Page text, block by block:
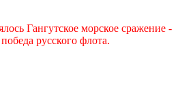
Гангутское морское сражение -
русского флота.